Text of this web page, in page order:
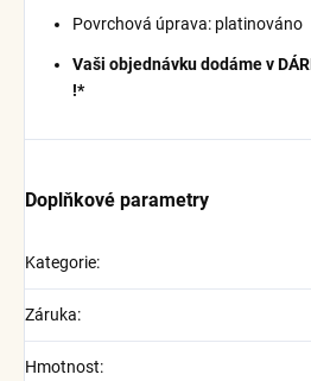
Povrchová úprava: platinováno
Vaši objednávku dodáme v
!*
Doplňkové parametry
Kategorie:
Záruka:
Hmotnost: